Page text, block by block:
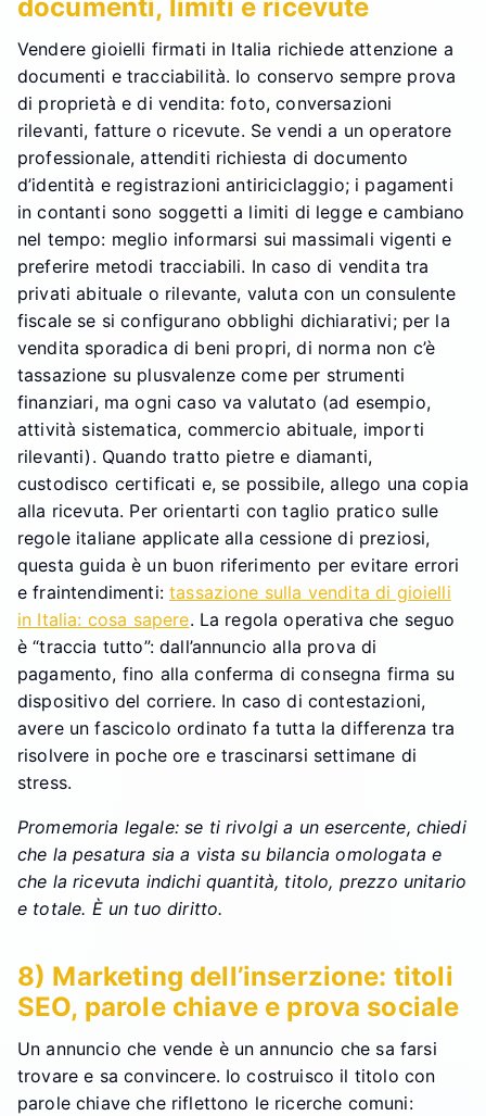
documenti, limiti e ricevute
Vendere gioielli firmati in Italia richiede attenzione a
documenti e tracciabilità. Io conservo sempre prova
di proprietà e di vendita: foto, conversazioni
rilevanti, fatture o ricevute. Se vendi a un operatore
professionale, attenditi richiesta di documento
d’identità e registrazioni antiriciclaggio; i pagamenti
in contanti sono soggetti a limiti di legge e cambiano
nel tempo: meglio informarsi sui massimali vigenti e
preferire metodi tracciabili. In caso di vendita tra
privati abituale o rilevante, valuta con un consulente
fiscale se si configurano obblighi dichiarativi; per la
vendita sporadica di beni propri, di norma non c’è
tassazione su plusvalenze come per strumenti
finanziari, ma ogni caso va valutato (ad esempio,
attività sistematica, commercio abituale, importi
rilevanti). Quando tratto pietre e diamanti,
custodisco certificati e, se possibile, allego una copia
alla ricevuta. Per orientarti con taglio pratico sulle
regole italiane applicate alla cessione di preziosi,
questa guida è un buon riferimento per evitare errori
e fraintendimenti:tassazione sulla vendita di gioielli
in Italia: cosa sapere. La regola operativa che seguo
è “traccia tutto”: dall’annuncio alla prova di
pagamento, fino alla conferma di consegna firma su
dispositivo del corriere. In caso di contestazioni,
avere un fascicolo ordinato fa tutta la differenza tra
risolvere in poche ore e trascinarsi settimane di
stress.
Promemoria legale: se ti rivolgi a un esercente, chiedi
che la pesatura sia a vista su bilancia omologata e
che la ricevuta indichi quantità, titolo, prezzo unitario
e totale. È un tuo diritto.
8) Marketing dell’inserzione: titoli
SEO, parole chiave e prova sociale
Un annuncio che vende è un annuncio che sa farsi
trovare e sa convincere. Io costruisco il titolo con
parole chiave che riflettono le ricerche comuni: